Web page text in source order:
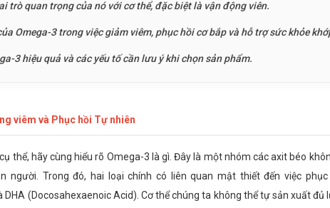
trò quan trọng của nó với cơ thể, đặc biệt là vận động viên.
Omega-3 trong việc giảm viêm, phục hồi cơ bắp và hỗ trợ sức khỏe
3 hiệu quả và các yếu tố cần lưu ý khi chọn sản phẩm.
viêm và Phục hồi Tự nhiên
thể, hãy cùng hiểu rõ Omega-3 là gì. Đây là một nhóm các axit béo
người. Trong đó, hai loại chính có liên quan mật thiết đến việc
(Docosahexaenoic Acid). Cơ thể chúng ta không thể tự sản xuất đủ